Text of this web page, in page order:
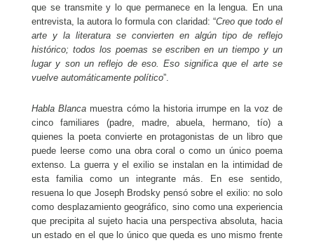
que se transmite y lo que permanece en la lengua. En una
entrevista, la autora lo formula con claridad: “Creo que todo el
arte y la literatura se convierten en algún tipo de reflejo
histórico; todos los poemas se escriben en un tiempo y un
lugar y son un reflejo de eso. Eso significa que el arte se
vuelve automáticamente político”.
Habla Blanca muestra cómo la historia irrumpe en la voz de
cinco familiares (padre, madre, abuela, hermano, tío) a
quienes la poeta convierte en protagonistas de un libro que
puede leerse como una obra coral o como un único poema
extenso. La guerra y el exilio se instalan en la intimidad de
esta familia como un integrante más. En ese sentido,
resuena lo que Joseph Brodsky pensó sobre el exilio: no solo
como desplazamiento geográfico, sino como una experiencia
que precipita al sujeto hacia una perspectiva absoluta, hacia
un estado en el que lo único que queda es uno mismo frente